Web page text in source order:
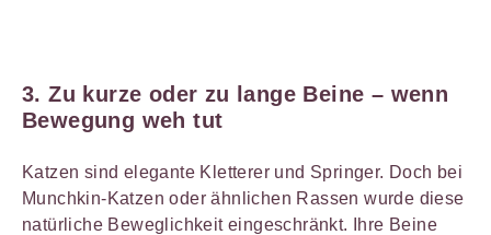
3. Zu kurze oder zu lange Beine – wenn
Bewegung weh tut
Katzen sind elegante Kletterer und Springer. Doch bei
Munchkin-Katzen oder ähnlichen Rassen wurde diese
natürliche Beweglichkeit eingeschränkt. Ihre Beine